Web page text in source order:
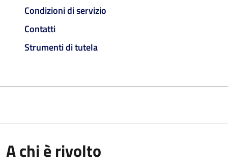
Condizioni di servizio
Contatti
Strumenti di tutela
A chi è rivolto